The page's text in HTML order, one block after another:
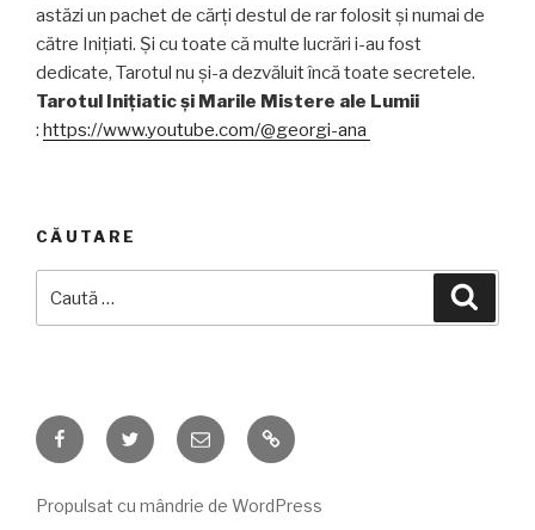
astăzi un pachet de cărți destul de rar folosit și numai de
către Inițiati. Și cu toate că multe lucrări i-au fost
dedicate, Tarotul nu și-a dezvăluit încă toate secretele.
Tarotul Inițiatic și Marile Mistere ale Lumii
: https://www.youtube.com/@georgi-ana
CĂUTARE
după:
FacebookTwitter Email
Consiliere
ALTFEL
Propulsat cu mândrie de WordPress